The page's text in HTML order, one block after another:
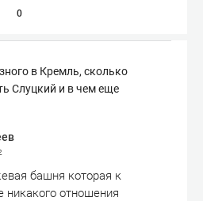
0
в Кремль, сколько
Слуцкий и в чем еще
башня которая к
отношения